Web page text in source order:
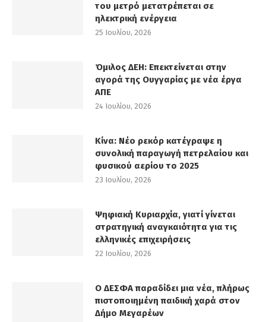
του μετρό μετατρέπεται σε
ηλεκτρική ενέργεια
25 Ιουλίου, 2026
Όμιλος ΔΕΗ: Επεκτείνεται στην
αγορά της Ουγγαρίας με νέα έργα
ΑΠΕ
24 Ιουλίου, 2026
Κίνα: Νέο ρεκόρ κατέγραψε η
συνολική παραγωγή πετρελαίου και
φυσικού αερίου το 2025
23 Ιουλίου, 2026
Ψηφιακή Κυριαρχία, γιατί γίνεται
στρατηγική αναγκαιότητα για τις
ελληνικές επιχειρήσεις
22 Ιουλίου, 2026
Ο ΔΕΣΦΑ παραδίδει μια νέα, πλήρως
πιστοποιημένη παιδική χαρά στον
Δήμο Μεγαρέων